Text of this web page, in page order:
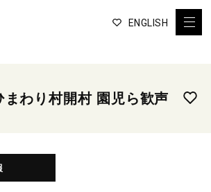
ENGLISH
まわり村開村 園児ら歓声